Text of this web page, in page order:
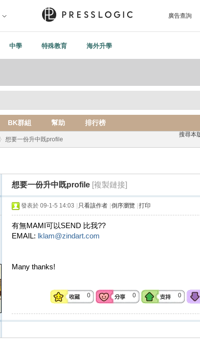
廣告查詢
中學 特殊教育 海外升學
BK群組 幫助 排行榜
搜尋本
想要一份升中既profile
想要一份升中既profile [複製鏈接]
發表於 09-1-5 14:03 只看該作者 倒序瀏覽 打印
有無MAMI可以SEND 比我??
EMAIL: lklam@zindart.com
Many thanks!
0 0 0